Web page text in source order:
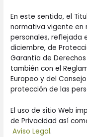
En este sentido, el
normativa vigente en
personales, reflejada
diciembre, de
Garantía de Derechos
también con el
Europeo y del
protección de las
El uso de sitio Web
de Privacidad así
Aviso Legal.